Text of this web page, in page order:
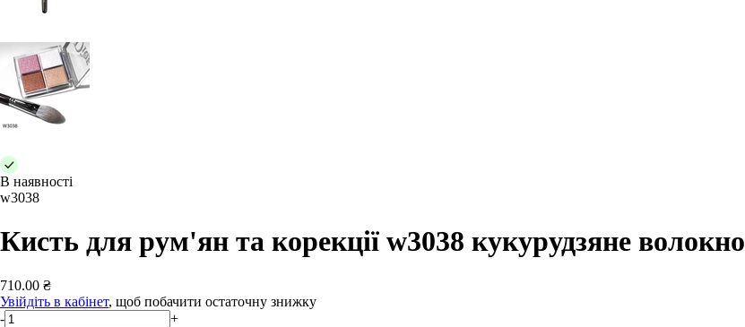
В наявності
w3038
Кисть для рум'ян та корекції w3038 кукурудзяне волокно
710.00 ₴
Увійдіть в кабінет, щоб побачити остаточну знижку
-
+